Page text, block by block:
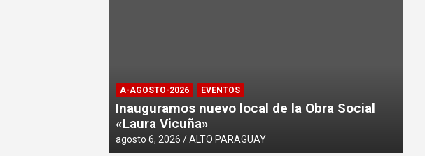
A-AGOSTO-2026 EVENTOS
Inauguramos nuevo local de la Obra Social
«Laura Vicuña»
agosto 6, 2026 ALTO PARAGUAY